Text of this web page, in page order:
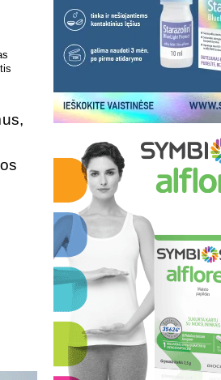
DNR
Patrauklesnė vieta tyrimams
atlikti!